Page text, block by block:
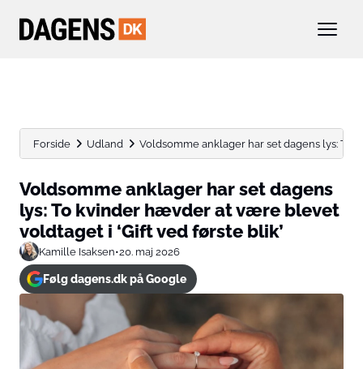
Forside Udland Voldsomme anklager har set dagens lys: To
Voldsomme anklager har set dagens
lys: To kvinder hævder at være blevet
voldtaget i ‘Gift ved første blik’
Kamille Isaksen•20. maj 2026
Følg dagens.dk på Google